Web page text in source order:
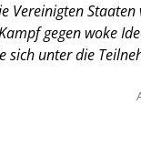
Vereinigten
gegen woke
sich unter die